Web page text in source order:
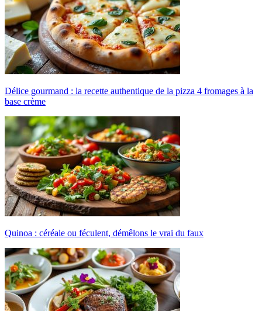
Délice gourmand : la recette authentique de la pizza 4 fromages à la
base crème
Quinoa : céréale ou féculent, démêlons le vrai du faux